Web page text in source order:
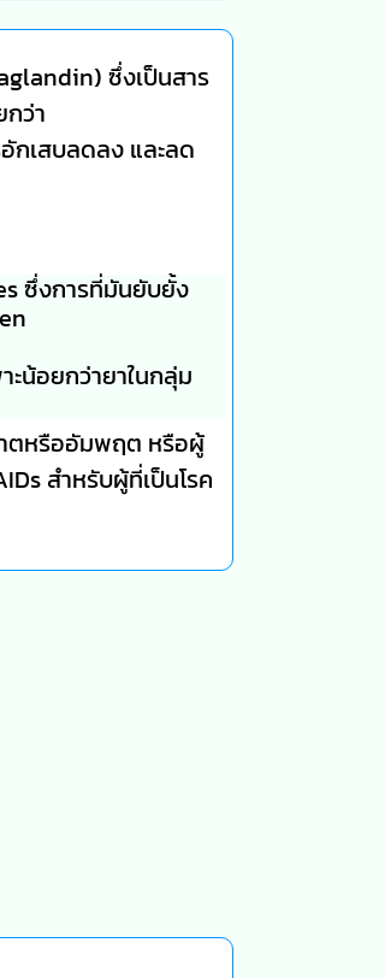
ซึ่งเป็นสาร
ว่า
กเสบลดลง และลด
ซึ่งการที่มันยับยั้ง
ะน้อยกว่ายาในกลุ่ม
ตหรืออัมพฤต หรือผู้
สำหรับผู้ที่เป็นโรค